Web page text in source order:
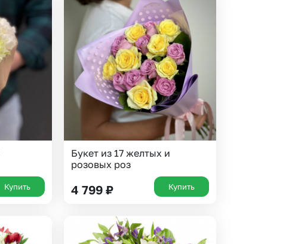
Купить
Букет из 17 желтых и
розовых роз
4 799 ₽ Купить